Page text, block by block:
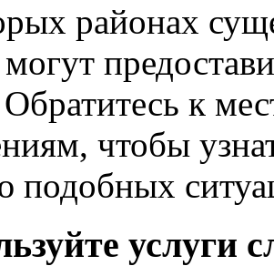
районах
к
чтобы
подобных
услуги